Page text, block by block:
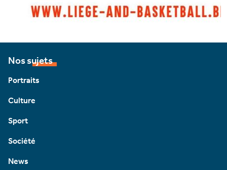
Nos sujets
Portraits
Culture
Sport
Société
News